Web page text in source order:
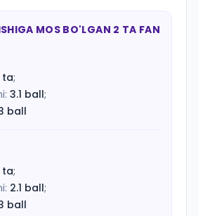
MOS BO'LGAN 2 TA FAN
ta;
3.1 ball;
ball
ta;
2.1 ball;
ball